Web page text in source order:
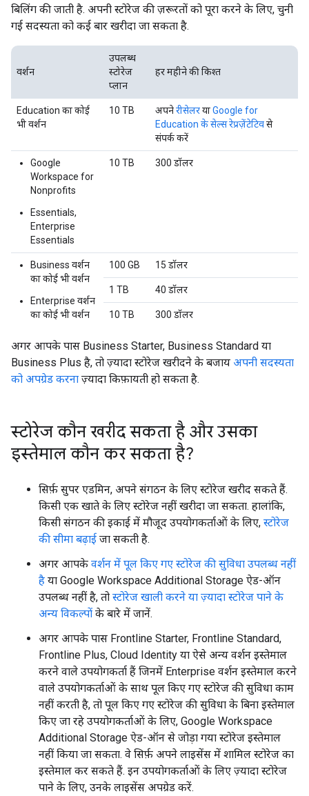
बिलिंग की जाती है. अपनी स्टोरेज की ज़रूरतों को पूरा करने के लिए, चुनी
गई सदस्यता को कई बार खरीदा जा सकता है.
वर्शन
उपलब्ध
स्टोरेज
प्लान
हर महीने की किश्त
Education का कोई
भी वर्शन
10 TB अपनेरीसेलरयाGoogle for
Education के सेल्स रेप्रज़ेंटेटिवसे
संपर्क करें
Google
Workspace for
Nonprofits
Essentials,
Enterprise
Essentials
10 TB 300 डॉलर
Business वर्शन
का कोई भी वर्शन
Enterprise वर्शन
का कोई भी वर्शन
100 GB 15 डॉलर
1 TB 40 डॉलर
10 TB 300 डॉलर
अगर आपके पास Business Starter, Business Standard या
Business Plus है, तो ज़्यादा स्टोरेज खरीदने के बजाय अपनी सदस्यता
को अपग्रेड करना ज़्यादा किफ़ायती हो सकता है.
स्टोरेज कौन खरीद सकता है और उसका
इस्तेमाल कौन कर सकता है?
सिर्फ़ सुपर एडमिन, अपने संगठन के लिए स्टोरेज खरीद सकते हैं.
किसी एक खाते के लिए स्टोरेज नहीं खरीदा जा सकता. हालांकि,
किसी संगठन की इकाई में मौजूद उपयोगकर्ताओं के लिए, स्टोरेज
की सीमा बढ़ाई जा सकती है.
अगर आपके वर्शन में पूल किए गए स्टोरेज की सुविधा उपलब्ध नहीं
है या Google Workspace Additional Storage ऐड-ऑन
उपलब्ध नहीं है, तो स्टोरेज खाली करने या ज़्यादा स्टोरेज पाने के
अन्य विकल्पों के बारे में जानें.
अगर आपके पास Frontline Starter, Frontline Standard,
Frontline Plus, Cloud Identity या ऐसे अन्य वर्शन इस्तेमाल
करने वाले उपयोगकर्ता हैं जिनमें Enterprise वर्शन इस्तेमाल करने
वाले उपयोगकर्ताओं के साथ पूल किए गए स्टोरेज की सुविधा काम
नहीं करती है, तो पूल किए गए स्टोरेज की सुविधा के बिना इस्तेमाल
किए जा रहे उपयोगकर्ताओं के लिए, Google Workspace
Additional Storage ऐड-ऑन से जोड़ा गया स्टोरेज इस्तेमाल
नहीं किया जा सकता. वे सिर्फ़ अपने लाइसेंस में शामिल स्टोरेज का
इस्तेमाल कर सकते हैं. इन उपयोगकर्ताओं के लिए ज़्यादा स्टोरेज
पाने के लिए, उनके लाइसेंस अपग्रेड करें.